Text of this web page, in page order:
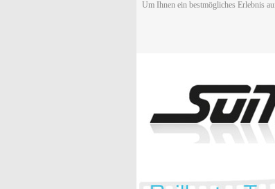
Um Ihnen ein bestmögliches Erlebnis